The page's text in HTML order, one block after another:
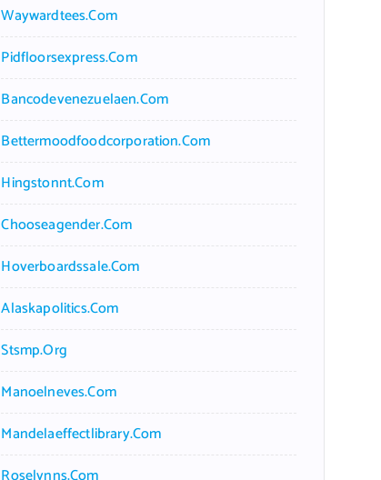
Waywardtees.com
Pidfloorsexpress.com
Bancodevenezuelaen.com
Bettermoodfoodcorporation.com
Hingstonnt.com
Chooseagender.com
Hoverboardssale.com
Alaskapolitics.com
Stsmp.org
Manoelneves.com
Mandelaeffectlibrary.com